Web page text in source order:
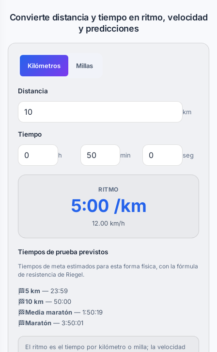
Convierte distancia y tiempo en ritmo, velocidad
y predicciones
Kilómetros Millas
Distancia
km
Tiempo
h min seg
RITMO
5:00 /km
12.00 km/h
Tiempos de prueba previstos
Tiempos de meta estimados para esta forma física, con la fórmula
de resistencia de Riegel.
🏁5 km — 23:59
🏁10 km — 50:00
🏁Media maratón — 1:50:19
🏁Maratón — 3:50:01
El ritmo es el tiempo por kilómetro o milla; la velocidad